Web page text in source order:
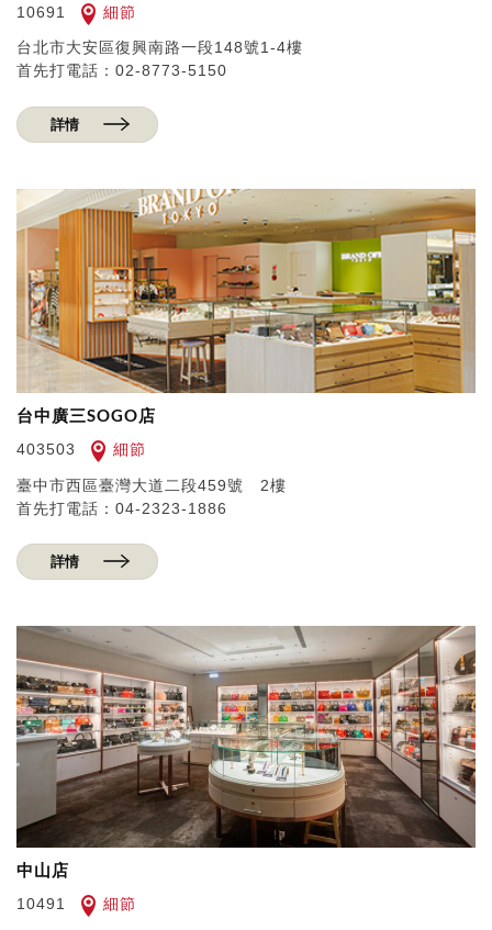
10691 細節
台北市大安區復興南路一段148號1-4樓
首先打電話：02-8773-5150
詳情
台中廣三SOGO店
403503 細節
臺中市西區臺灣大道二段459號 2樓
首先打電話：04-2323-1886
詳情
中山店
10491 細節